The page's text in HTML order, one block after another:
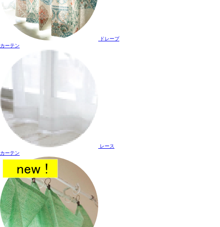
ドレープ
カーテン
レース
カーテン